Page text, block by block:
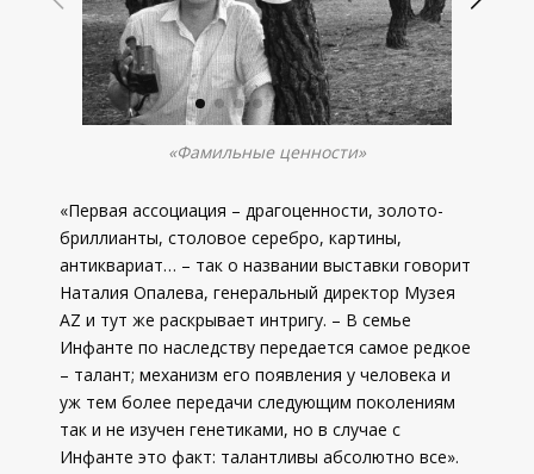
«Фамильные ценности»
«Первая ассоциация – драгоценности, золото-
бриллианты, столовое серебро, картины,
антиквариат… – так о названии выставки говорит
Наталия Опалева, генеральный директор Музея
AZ и тут же раскрывает интригу. – В семье
Инфанте по наследству передается самое редкое
– талант; механизм его появления у человека и
уж тем более передачи следующим поколениям
так и не изучен генетиками, но в случае с
Инфанте это факт: талантливы абсолютно все».